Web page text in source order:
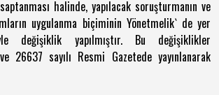
halinde, yapılacak soruşturmanın ve
uygulanma biçiminin Yönetmelik` de yer
değişiklik yapılmıştır. Bu değişiklikler
26637 sayılı Resmi Gazetede yayınlanarak